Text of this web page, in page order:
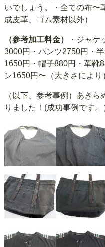
いでしょう。・全ての布〜
成皮革、ゴム素材以外）
（参考加工料金）
・ジャケ
3000円・パンツ2750円・
1650円・帽子880円・革靴
ン1650円〜（大きさにより
（以下、参考事例）あき
りました！(成功事例です。